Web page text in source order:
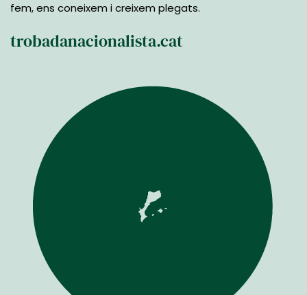
fem, ens coneixem i creixem plegats.
trobadanacionalista.cat